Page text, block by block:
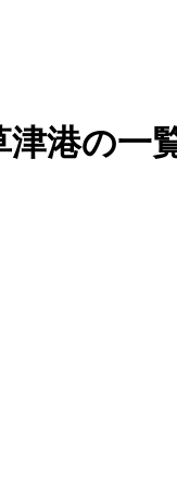
津港の一